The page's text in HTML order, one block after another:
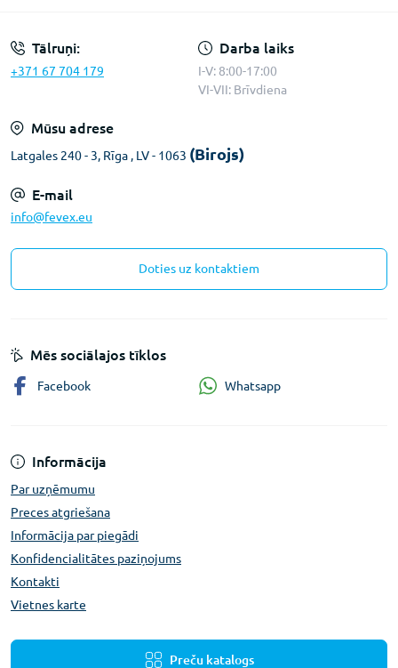
Tālruņi:
+371 67 704 179
Darba laiks
I-V: 8:00-17:00
VI-VII: Brīvdiena
Mūsu adrese
Latgales 240 - 3, Rīga , LV - 1063 (Birojs)
E-mail
info@fevex.eu
Doties uz kontaktiem
Informācija
Par uzņēmumu
Preces atgriešana
Informācija par piegādi
Konfidencialitātes paziņojums
Kontakti
Vietnes karte
Preču katalogs
Mēs sociālajos tīklos
Facebook Whatsapp